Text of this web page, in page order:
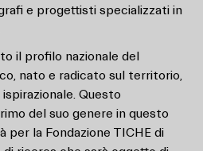
e progettisti specializzati in
il profilo nazionale del
nato e radicato sul territorio,
Questo
del suo genere in questo
per la Fondazione TICHE di